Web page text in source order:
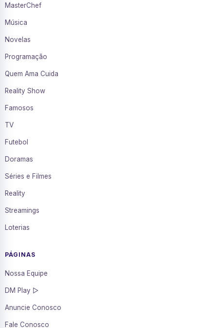
MasterChef
Música
Novelas
Programação
Quem Ama Cuida
Reality Show
Famosos
TV
Futebol
Doramas
Séries e Filmes
Reality
Streamings
Loterias
PÁGINAS
Nossa Equipe
DM Play ▷
Anuncie Conosco
Fale Conosco